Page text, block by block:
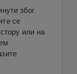
због
се
или на